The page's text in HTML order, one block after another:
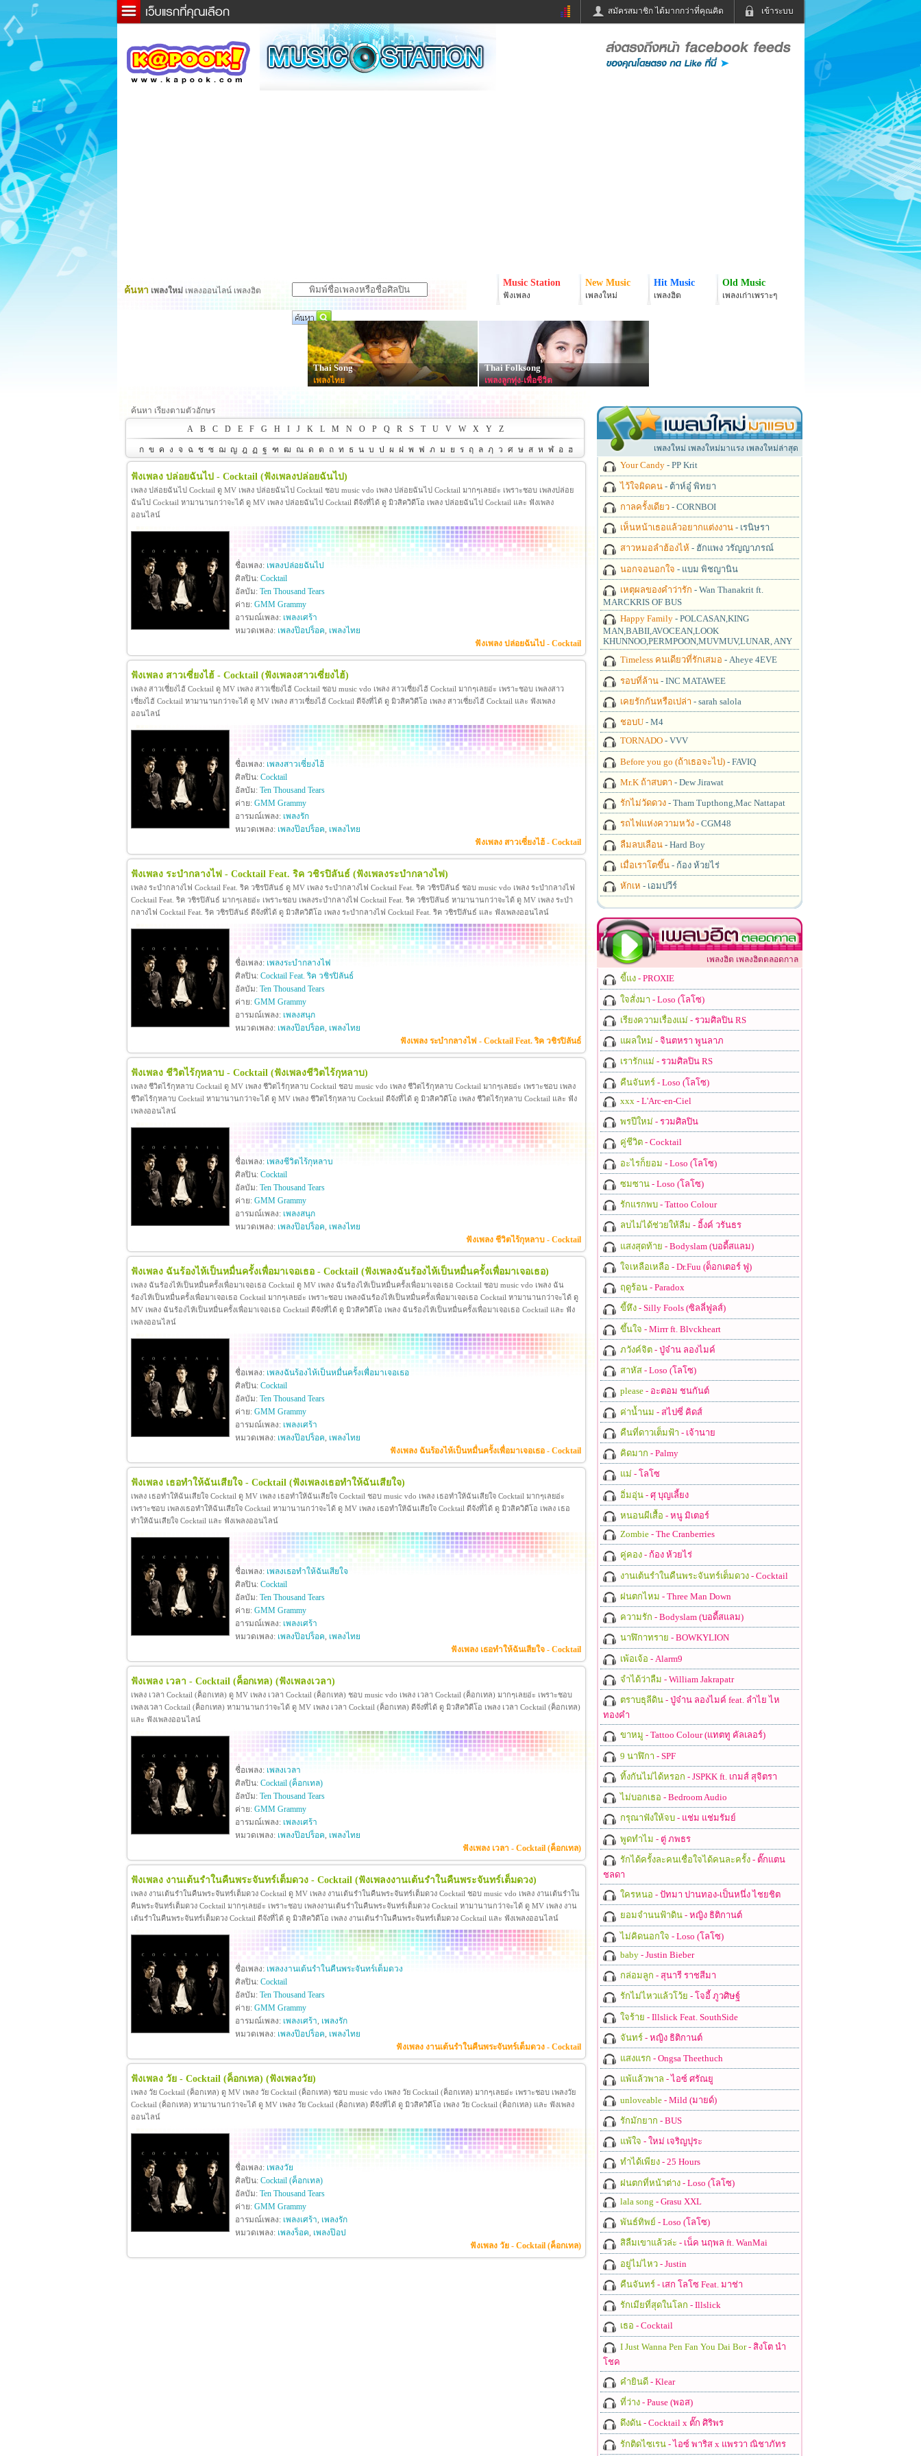
เข้าระบบ
สมัครสมาชิก ได้มากกว่าที่คุณคิด
ข่าวด่วน ข่าวสั้น
ละคร
หนังใหม่
ฟังวิทยุออนไลน์
หมากรุกไทย
Email
ค้นหา เพลงใหม่ เพลงออนไลน์ เพลงฮิต
Music Station
ฟังเพลง
New Music
เพลงใหม่
Hit Music
เพลงฮิต
Old Music
เพลงเก่าเพราะๆ
Thai Song
เพลงไทย
Thai Folksong
เพลงลูกทุ่ง-เพื่อชีวิต
ค้นหา เรียงตามตัวอักษร
A
B C D E F G H I J K L M N O P Q R S T U V W X Y Z
ก ข ค ง จ ฉ ช ซ ฌ ญ ฎ ฏ ฐ ฑ ฒ ณ ด ต ถ ท ธ น บ ป ผ ฝ พ ฟ ภ ม ย ร ฤ ล ฦ ว ศ ษ ส ห ฬ อ ฮ
ฟังเพลง ปล่อยฉันไป - Cocktail (ฟังเพลงปล่อยฉันไป)
เพลง ปล่อยฉันไป Cocktail ดู MV เพลง ปล่อยฉันไป Cocktail ชอบ music vdo เพลง ปล่อยฉันไป Cocktail มากๆเลยอ่ะ เพราะชอบ เพลงปล่อย
ฉันไป Cocktail หามานานกว่าจะได้ ดู MV เพลง ปล่อยฉันไป Cocktail ดีจังที่ได้ ดู มิวสิควิดีโอ เพลง ปล่อยฉันไป Cocktail และ ฟังเพลง
ออนไลน์
ชื่อเพลง: เพลงปล่อยฉันไป
ศิลปิน: Cocktail
อัลบัม: Ten Thousand Tears
ค่าย: GMM Grammy
อารมณ์เพลง: เพลงเศร้า
หมวดเพลง: เพลงป๊อปร็อค, เพลงไทย
ฟังเพลง ปล่อยฉันไป - Cocktail
ฟังเพลง สาวเซี่ยงไฮ้ - Cocktail (ฟังเพลงสาวเซี่ยงไฮ้)
เพลง สาวเซี่ยงไฮ้ Cocktail ดู MV เพลง สาวเซี่ยงไฮ้ Cocktail ชอบ music vdo เพลง สาวเซี่ยงไฮ้ Cocktail มากๆเลยอ่ะ เพราะชอบ เพลงสาว
เซี่ยงไฮ้ Cocktail หามานานกว่าจะได้ ดู MV เพลง สาวเซี่ยงไฮ้ Cocktail ดีจังที่ได้ ดู มิวสิควิดีโอ เพลง สาวเซี่ยงไฮ้ Cocktail และ ฟังเพลง
ออนไลน์
ชื่อเพลง: เพลงสาวเซี่ยงไฮ้
ศิลปิน: Cocktail
อัลบัม: Ten Thousand Tears
ค่าย: GMM Grammy
อารมณ์เพลง: เพลงรัก
หมวดเพลง: เพลงป๊อปร็อค, เพลงไทย
ฟังเพลง สาวเซี่ยงไฮ้ - Cocktail
ฟังเพลง ระบำกลางไฟ - Cocktail Feat. ริค วชิรปิลันธ์ (ฟังเพลงระบำกลางไฟ)
เพลง ระบำกลางไฟ Cocktail Feat. ริค วชิรปิลันธ์ ดู MV เพลง ระบำกลางไฟ Cocktail Feat. ริค วชิรปิลันธ์ ชอบ music vdo เพลง ระบำกลางไฟ
Cocktail Feat. ริค วชิรปิลันธ์ มากๆเลยอ่ะ เพราะชอบ เพลงระบำกลางไฟ Cocktail Feat. ริค วชิรปิลันธ์ หามานานกว่าจะได้ ดู MV เพลง ระบำ
กลางไฟ Cocktail Feat. ริค วชิรปิลันธ์ ดีจังที่ได้ ดู มิวสิควิดีโอ เพลง ระบำกลางไฟ Cocktail Feat. ริค วชิรปิลันธ์ และ ฟังเพลงออนไลน์
ชื่อเพลง: เพลงระบำกลางไฟ
ศิลปิน: Cocktail Feat. ริค วชิรปิลันธ์
อัลบัม: Ten Thousand Tears
ค่าย: GMM Grammy
อารมณ์เพลง: เพลงสนุก
หมวดเพลง: เพลงป๊อปร็อค, เพลงไทย
ฟังเพลง ระบำกลางไฟ - Cocktail Feat. ริค วชิรปิลันธ์
ฟังเพลง ชีวิตไร้กุหลาบ - Cocktail (ฟังเพลงชีวิตไร้กุหลาบ)
เพลง ชีวิตไร้กุหลาบ Cocktail ดู MV เพลง ชีวิตไร้กุหลาบ Cocktail ชอบ music vdo เพลง ชีวิตไร้กุหลาบ Cocktail มากๆเลยอ่ะ เพราะชอบ เพลง
ชีวิตไร้กุหลาบ Cocktail หามานานกว่าจะได้ ดู MV เพลง ชีวิตไร้กุหลาบ Cocktail ดีจังที่ได้ ดู มิวสิควิดีโอ เพลง ชีวิตไร้กุหลาบ Cocktail และ ฟัง
เพลงออนไลน์
ชื่อเพลง: เพลงชีวิตไร้กุหลาบ
ศิลปิน: Cocktail
อัลบัม: Ten Thousand Tears
ค่าย: GMM Grammy
อารมณ์เพลง: เพลงสนุก
หมวดเพลง: เพลงป๊อปร็อค, เพลงไทย
ฟังเพลง ชีวิตไร้กุหลาบ - Cocktail
ฟังเพลง ฉันร้องไห้เป็นหมื่นครั้งเพื่อมาเจอเธอ - Cocktail (ฟังเพลงฉันร้องไห้เป็นหมื่นครั้งเพื่อมาเจอเธอ)
เพลง ฉันร้องไห้เป็นหมื่นครั้งเพื่อมาเจอเธอ Cocktail ดู MV เพลง ฉันร้องไห้เป็นหมื่นครั้งเพื่อมาเจอเธอ Cocktail ชอบ music vdo เพลง ฉัน
ร้องไห้เป็นหมื่นครั้งเพื่อมาเจอเธอ Cocktail มากๆเลยอ่ะ เพราะชอบ เพลงฉันร้องไห้เป็นหมื่นครั้งเพื่อมาเจอเธอ Cocktail หามานานกว่าจะได้ ดู
MV เพลง ฉันร้องไห้เป็นหมื่นครั้งเพื่อมาเจอเธอ Cocktail ดีจังที่ได้ ดู มิวสิควิดีโอ เพลง ฉันร้องไห้เป็นหมื่นครั้งเพื่อมาเจอเธอ Cocktail และ ฟัง
เพลงออนไลน์
ชื่อเพลง: เพลงฉันร้องไห้เป็นหมื่นครั้งเพื่อมาเจอเธอ
ศิลปิน: Cocktail
อัลบัม: Ten Thousand Tears
ค่าย: GMM Grammy
อารมณ์เพลง: เพลงเศร้า
หมวดเพลง: เพลงป๊อปร็อค, เพลงไทย
ฟังเพลง ฉันร้องไห้เป็นหมื่นครั้งเพื่อมาเจอเธอ - Cocktail
ฟังเพลง เธอทำให้ฉันเสียใจ - Cocktail (ฟังเพลงเธอทำให้ฉันเสียใจ)
เพลง เธอทำให้ฉันเสียใจ Cocktail ดู MV เพลง เธอทำให้ฉันเสียใจ Cocktail ชอบ music vdo เพลง เธอทำให้ฉันเสียใจ Cocktail มากๆเลยอ่ะ
เพราะชอบ เพลงเธอทำให้ฉันเสียใจ Cocktail หามานานกว่าจะได้ ดู MV เพลง เธอทำให้ฉันเสียใจ Cocktail ดีจังที่ได้ ดู มิวสิควิดีโอ เพลง เธอ
ทำให้ฉันเสียใจ Cocktail และ ฟังเพลงออนไลน์
ชื่อเพลง: เพลงเธอทำให้ฉันเสียใจ
ศิลปิน: Cocktail
อัลบัม: Ten Thousand Tears
ค่าย: GMM Grammy
อารมณ์เพลง: เพลงเศร้า
หมวดเพลง: เพลงป๊อปร็อค, เพลงไทย
ฟังเพลง เธอทำให้ฉันเสียใจ - Cocktail
ฟังเพลง เวลา - Cocktail (ค็อกเทล) (ฟังเพลงเวลา)
เพลง เวลา Cocktail (ค็อกเทล) ดู MV เพลง เวลา Cocktail (ค็อกเทล) ชอบ music vdo เพลง เวลา Cocktail (ค็อกเทล) มากๆเลยอ่ะ เพราะชอบ
เพลงเวลา Cocktail (ค็อกเทล) หามานานกว่าจะได้ ดู MV เพลง เวลา Cocktail (ค็อกเทล) ดีจังที่ได้ ดู มิวสิควิดีโอ เพลง เวลา Cocktail (ค็อกเทล)
และ ฟังเพลงออนไลน์
ชื่อเพลง: เพลงเวลา
ศิลปิน: Cocktail (ค็อกเทล)
อัลบัม: Ten Thousand Tears
ค่าย: GMM Grammy
อารมณ์เพลง: เพลงเศร้า
หมวดเพลง: เพลงป๊อปร็อค, เพลงไทย
ฟังเพลง เวลา - Cocktail (ค็อกเทล)
ฟังเพลง งานเต้นรำในคืนพระจันทร์เต็มดวง - Cocktail (ฟังเพลงงานเต้นรำในคืนพระจันทร์เต็มดวง)
เพลง งานเต้นรำในคืนพระจันทร์เต็มดวง Cocktail ดู MV เพลง งานเต้นรำในคืนพระจันทร์เต็มดวง Cocktail ชอบ music vdo เพลง งานเต้นรำใน
คืนพระจันทร์เต็มดวง Cocktail มากๆเลยอ่ะ เพราะชอบ เพลงงานเต้นรำในคืนพระจันทร์เต็มดวง Cocktail หามานานกว่าจะได้ ดู MV เพลง งาน
เต้นรำในคืนพระจันทร์เต็มดวง Cocktail ดีจังที่ได้ ดู มิวสิควิดีโอ เพลง งานเต้นรำในคืนพระจันทร์เต็มดวง Cocktail และ ฟังเพลงออนไลน์
ชื่อเพลง: เพลงงานเต้นรำในคืนพระจันทร์เต็มดวง
ศิลปิน: Cocktail
อัลบัม: Ten Thousand Tears
ค่าย: GMM Grammy
อารมณ์เพลง: เพลงเศร้า, เพลงรัก
หมวดเพลง: เพลงป๊อปร็อค, เพลงไทย
ฟังเพลง งานเต้นรำในคืนพระจันทร์เต็มดวง - Cocktail
ฟังเพลง วัย - Cocktail (ค็อกเทล) (ฟังเพลงวัย)
เพลง วัย Cocktail (ค็อกเทล) ดู MV เพลง วัย Cocktail (ค็อกเทล) ชอบ music vdo เพลง วัย Cocktail (ค็อกเทล) มากๆเลยอ่ะ เพราะชอบ เพลงวัย
Cocktail (ค็อกเทล) หามานานกว่าจะได้ ดู MV เพลง วัย Cocktail (ค็อกเทล) ดีจังที่ได้ ดู มิวสิควิดีโอ เพลง วัย Cocktail (ค็อกเทล) และ ฟังเพลง
ออนไลน์
ชื่อเพลง: เพลงวัย
ศิลปิน: Cocktail (ค็อกเทล)
อัลบัม: Ten Thousand Tears
ค่าย: GMM Grammy
อารมณ์เพลง: เพลงเศร้า, เพลงรัก
หมวดเพลง: เพลงร็อค, เพลงป๊อป
ฟังเพลง วัย - Cocktail (ค็อกเทล)
เพลงใหม่ เพลงใหม่มาแรง เพลงใหม่ล่าสุด
Your Candy- PP Krit
ไว้ใจผิดคน- ต้าห์อู๋ พิทยา
กาลครั้งเดียว- CORNBOI
เห็นหน้าเธอแล้วอยากแต่งงาน- เรนิษรา
สาวหมอลำฮ้องไห้ - ฮักแพง วรัญญาภรณ์
นอกจอนอกใจ - แบม พิชญานิน
เหตุผลของคำว่ารัก - Wan Thanakrit ft.
MARCKRIS OF BUS
Happy Family- POLCASAN,KING
MAN,BABII,AVOCEAN,LOOK
KHUNNOO,PERMPOON,MUVMUV,LUNAR, ANY
Timeless คนเดียวที่รักเสมอ - Aheye 4EVE
รอบที่ล้าน- INC MATAWEE
เคยรักกันหรือเปล่า - sarah salola
ชอบU- M4
TORNADO- VVV
Before you go (ถ้าเธอจะไป)- FAVIQ
Mr.K ถ้าสบตา - Dew Jirawat
รักไม่วัดดวง- Tham Tupthong,Mac Nattapat
รถไฟแห่งความหวัง- CGM48
ลืมลบเลือน- Hard Boy
เมื่อเราโตขึ้น- ก้อง ห้วยไร่
หักเห - เอมปวีร์
เพลงฮิต เพลงฮิตตลอดกาล
ขี้แง- PROXIE
ใจสั่งมา - Loso (โลโซ)
เรียงความเรื่องแม่ - รวมศิลปิน RS
แผลใหม่ - จินตหรา พูนลาภ
เรารักแม่ - รวมศิลปิน RS
คืนจันทร์- Loso (โลโซ)
xxx - L'Arc-en-Ciel
พรปีใหม่ - รวมศิลปิน
คู่ชีวิต- Cocktail
อะไรก็ยอม - Loso (โลโซ)
ซมซาน- Loso (โลโซ)
รักแรกพบ- Tattoo Colour
ลบไม่ได้ช่วยให้ลืม - อิ้งค์ วรันธร
แสงสุดท้าย - Bodyslam (บอดี้สแลม)
ใจเหลือเหลือ - Dr.Fuu (ด็อกเตอร์ ฟู)
ฤดูร้อน- Paradox
ขี้หึง- Silly Fools (ซิลลี่ฟูลส์)
ขึ้นใจ - Mirrr ft. Blvckheart
ภวังค์จิต- ปู่จ๋าน ลองไมค์
สาหัส- Loso (โลโซ)
please- อะตอม ชนกันต์
ค่าน้ำนม - สไปซี่ คิดส์
คืนที่ดาวเต็มฟ้า - เจ้านาย
คิดมาก - Palmy
แม่ - โลโซ
อิ่มอุ่น- ศุ บุญเลี้ยง
หนอนผีเสื้อ - หนู มิเตอร์
Zombie- The Cranberries
คู่คอง- ก้อง ห้วยไร่
งานเต้นรำในคืนพระจันทร์เต็มดวง- Cocktail
ฝนตกไหม - Three Man Down
ความรัก - Bodyslam (บอดี้สแลม)
นาฬิกาทราย - BOWKYLION
เพ้อเจ้อ - Alarm9
จำได้ว่าลืม - William Jakrapatr
ตราบธุลีดิน- ปู่จ๋าน ลองไมค์ feat. ลำไย ไห
ทองคำ
ขาหมู - Tattoo Colour (แทตทู คัลเลอร์)
9 นาฬิกา - SPF
ทิ้งกันไม่ได้หรอก - JSPKK ft. เกมส์ สุจิตรา
ไม่บอกเธอ - Bedroom Audio
กรุณาฟังให้จบ- แช่ม แช่มรัมย์
พูดทำไม - ตู่ ภพธร
รักได้ครั้งละคนเชื่อใจได้คนละครั้ง- ตั๊กแตน
ชลดา
ใครหนอ - ปัทมา ปานทอง-เป็นหนึ่ง ไชยชิต
ยอมจำนนฟ้าดิน- หญิง ธิติกานต์
ไม่คิดนอกใจ - Loso (โลโซ)
baby- Justin Bieber
กล่อมลูก - สุนารี ราชสีมา
รักไม่ไหวแล้วโว้ย - โจอี้ ภูวศิษฐ์
ใจร้าย - Illslick Feat. SouthSide
จันทร์- หญิง ธิติกานต์
แสงแรก - Ongsa Theethuch
แพ้แล้วพาล - ไอซ์ ศรัณยู
unloveable- Mild (มายด์)
รักมักยาก - BUS
แพ้ใจ - ใหม่ เจริญปุระ
ทำได้เพียง- 25 Hours
ฝนตกที่หน้าต่าง- Loso (โลโซ)
lala song - Grasu XXL
พันธ์ทิพย์ - Loso (โลโซ)
สิลืมเขาแล้วล่ะ - เน็ค นฤพล ft. WanMai
อยู่ไม่ไหว- Justin
คืนจันทร์- เสก โลโซ Feat. มาช่า
รักเมียที่สุดในโลก - Illslick
เธอ - Cocktail
I Just Wanna Pen Fan You Dai Bor- สิงโต นำ
โชค
คำยินดี- Klear
ที่ว่าง- Pause (พอส)
ดึงดัน- Cocktail x ตั๊ก ศิริพร
รักติดไซเรน- ไอซ์ พาริส x แพรวา ณิชาภัทร